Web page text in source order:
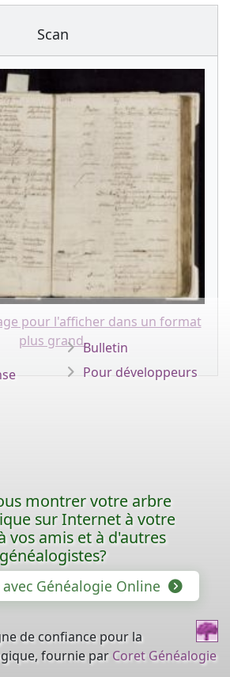
Scan
pour l'afficher dans un format
plus grand.Bulletin
Pour développeurs
montrer votre arbre
sur Internet à votre
vos amis et à d'autres
généalogistes?
avec Généalogie Online
de confiance pour la
fournie par Coret Généalogie